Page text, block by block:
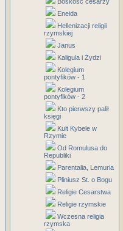
Eneida
Hellenizacji religii
rzymskiej
Janus
Kaligula i Żydzi
Kolegium
pontyfików - 1
Kolegium
pontyfików - 2
Kto pierwszy palił
księgi
Kult Kybele w
Rzymie
Od Romulusa do
Republiki
Parentalia, Lemuria
Pliniusz St. o Bogu
Religie Cesarstwa
Religie rzymskie
Wczesna religia
rzymska